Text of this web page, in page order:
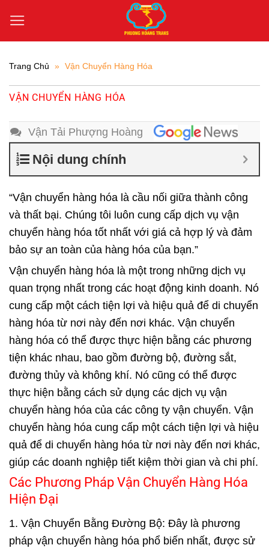
qua
nội
dung
Trang Chủ » Vận Chuyển Hàng Hóa
VẬN CHUYỂN HÀNG HÓA
Vận Tải Phượng Hoàng
Nội dung chính
“Vận chuyển hàng hóa là cầu nối giữa thành công
và thất bại. Chúng tôi luôn cung cấp dịch vụ vận
chuyển hàng hóa tốt nhất với giá cả hợp lý và đảm
bảo sự an toàn của hàng hóa của bạn.”
Vận chuyển hàng hóa là một trong những dịch vụ
quan trọng nhất trong các hoạt động kinh doanh. Nó
cung cấp một cách tiện lợi và hiệu quả để di chuyển
hàng hóa từ nơi này đến nơi khác. Vận chuyển
hàng hóa có thể được thực hiện bằng các phương
tiện khác nhau, bao gồm đường bộ, đường sắt,
đường thủy và không khí. Nó cũng có thể được
thực hiện bằng cách sử dụng các dịch vụ vận
chuyển hàng hóa của các công ty vận chuyển. Vận
chuyển hàng hóa cung cấp một cách tiện lợi và hiệu
quả để di chuyển hàng hóa từ nơi này đến nơi khác,
giúp các doanh nghiệp tiết kiệm thời gian và chi phí.
Các Phương Pháp Vận Chuyển Hàng Hóa
Hiện Đại
1. Vận Chuyển Bằng Đường Bộ: Đây là phương
pháp vận chuyển hàng hóa phổ biến nhất, được sử